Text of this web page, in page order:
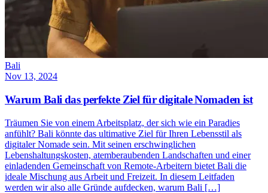
Bali
Nov 13, 2024
Warum Bali das perfekte Ziel für digitale Nomaden ist
Träumen Sie von einem Arbeitsplatz, der sich wie ein Paradies
anfühlt? Bali könnte das ultimative Ziel für Ihren Lebensstil als
digitaler Nomade sein. Mit seinen erschwinglichen
Lebenshaltungskosten, atemberaubenden Landschaften und einer
einladenden Gemeinschaft von Remote-Arbeitern bietet Bali die
ideale Mischung aus Arbeit und Freizeit. In diesem Leitfaden
werden wir also alle Gründe aufdecken, warum Bali […]